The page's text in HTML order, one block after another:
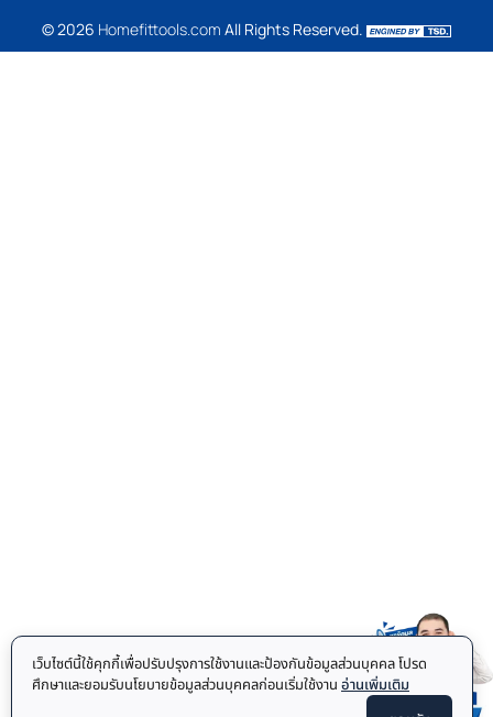
© 2026 Homefittools.com All Rights Reserved.
เว็บไซต์นี้ใช้คุกกี้เพื่อปรับปรุงการใช้งานและป้องกันข้อมูลส่วนบุคคล โปรด
ศึกษาและยอมรับนโยบายข้อมูลส่วนบุคคลก่อนเริ่มใช้งาน อ่านเพิ่มเติม